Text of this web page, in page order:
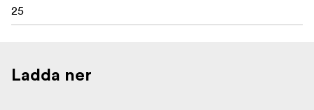
25
Ladda ner